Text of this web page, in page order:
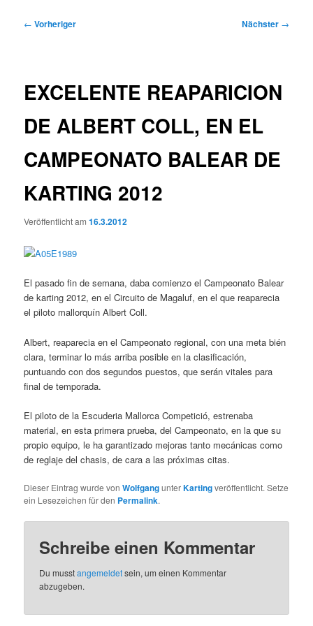
Beitragsnavigation
← Vorheriger Nächster →
EXCELENTE REAPARICION
DE ALBERT COLL, EN EL
CAMPEONATO BALEAR DE
KARTING 2012
Veröffentlicht am16.3.2012
El pasado fin de semana, daba comienzo el Campeonato Balear
de karting 2012, en el Circuito de Magaluf, en el que reaparecia
el piloto mallorquín Albert Coll.
Albert, reaparecia en el Campeonato regional, con una meta bién
clara, terminar lo más arriba posible en la clasificación,
puntuando con dos segundos puestos, que serán vitales para
final de temporada.
El piloto de la Escuderia Mallorca Competició, estrenaba
material, en esta primera prueba, del Campeonato, en la que su
propio equipo, le ha garantizado mejoras tanto mecánicas como
de reglaje del chasis, de cara a las próximas citas.
Dieser Eintrag wurde vonWolfgangunterKartingveröffentlicht. Setze
ein Lesezeichen für den Permalink.
Schreibe einen Kommentar
Du musstangemeldetsein, um einen Kommentar
abzugeben.